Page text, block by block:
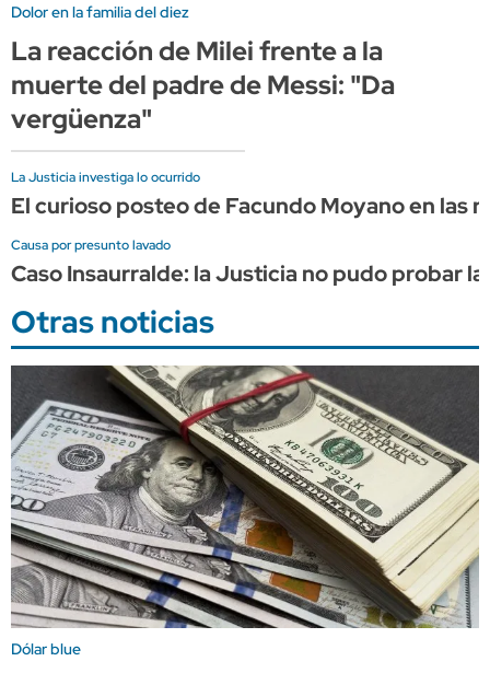
Dolor en la familia del diez
La reacción de Milei frente a la
muerte del padre de Messi: "Da
vergüenza"
La Justicia investiga lo ocurrido
El curioso posteo de Facundo Moyano en las
Causa por presunto lavado
Caso Insaurralde: la Justicia no pudo probar
Otras noticias
Dólar blue